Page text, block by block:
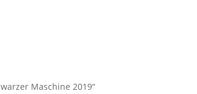
Maschine 2019“